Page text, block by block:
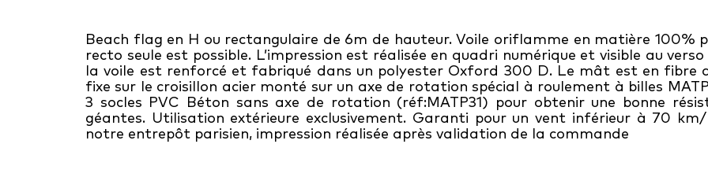
Beach flag en H ou rectangulaire de 6m de hauteur. Voile oriflamme en matière 100%
recto seule est possible. L’impression est réalisée en quadri numérique et visible au
la voile est renforcé et fabriqué dans un polyester Oxford 300 D. Le mât est en fibre
fixe sur le croisillon acier monté sur un axe de rotation spécial à roulement à billes
3 socles PVC Béton sans axe de rotation (réf:MATP31) pour obtenir une bonne
géantes. Utilisation extérieure exclusivement. Garanti pour un vent inférieur à 70
notre entrepôt parisien, impression réalisée après validation de la commande